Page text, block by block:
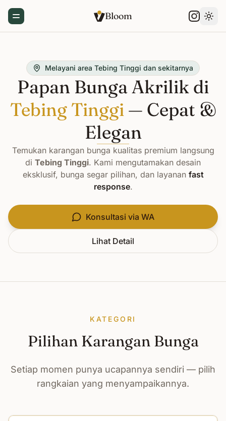
Toggle Menu Bloom
Melayani area Tebing Tinggi dan sekitarnya
Papan Bunga Akrilik di
Tebing Tinggi— Cepat &
Elegan
Temukan karangan bunga kualitas premium langsung
di Tebing Tinggi. Kami mengutamakan desain
eksklusif, bunga segar pilihan, dan layanan fast
response.
Konsultasi via WA
Lihat Detail
KATEGORI
Pilihan Karangan Bunga
Setiap momen punya ucapannya sendiri — pilih
rangkaian yang menyampaikannya.